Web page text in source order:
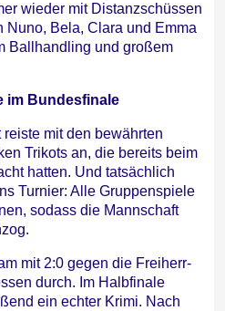
wieder mit Distanzschüssen
Nuno, Bela, Clara und Emma
Ballhandling und großem
im Bundesfinale
mit den bewährten
Trikots an, die bereits beim
hatten. Und tatsächlich
Turnier: Alle Gruppenspiele
sodass die Mannschaft
mit 2:0 gegen die Freiherr-
durch. Im Halbfinale
ein echter Krimi. Nach